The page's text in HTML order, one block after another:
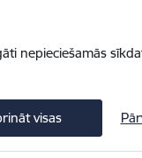
nepieciešamās
visas